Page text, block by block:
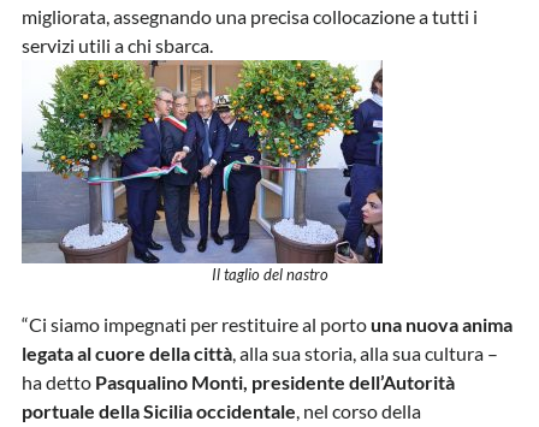
migliorata, assegnando una precisa collocazione a tutti i
servizi utili a chi sbarca.
Il taglio del nastro
“Ci siamo impegnati per restituire al portouna nuova anima
legata al cuore della città, alla sua storia, alla sua cultura –
ha detto Pasqualino Monti, presidente dell’Autorità
portuale della Sicilia occidentale, nel corso della